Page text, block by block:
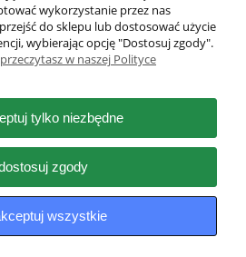
Pomoc
Moje konto
i dostawa
Informacje
O nas
wykorzystanie przez nas
do sklepu lub dostosować użycie
wybierając opcję "Dostosuj zgody".
w naszej Polityce
tylko niezbędne
zgody
wszystkie